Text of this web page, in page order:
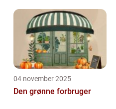
04 november 2025
Den grønne forbruger